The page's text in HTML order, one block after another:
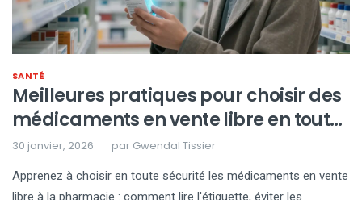
SANTÉ
Meilleures pratiques pour choisir des
médicaments en vente libre en toute
sécurité à la pharmacie
30 janvier, 2026 par Gwendal Tissier
Apprenez à choisir en toute sécurité les médicaments en vente
libre à la pharmacie : comment lire l'étiquette, éviter les